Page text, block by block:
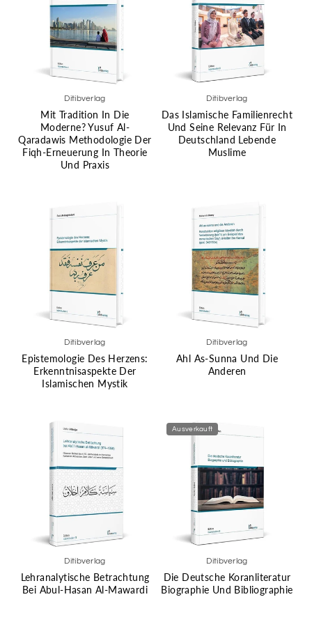
Ditibverlag
Mit Tradition In Die
Moderne? Yusuf Al-
Qaradawis Methodologie Der
Fiqh-Erneuerung In Theorie
Und Praxis
Ditibverlag
Das Islamische Familienrecht
Und Seine Relevanz Für In
Deutschland Lebende
Muslime
Ditibverlag
Epistemologie Des Herzens:
Erkenntnisaspekte Der
Islamischen Mystik
Ditibverlag
Ahl As-Sunna Und Die
Anderen
Ditibverlag
Lehranalytische Betrachtung
Bei Abul-Hasan Al-Mawardi
Ausverkauft
Ditibverlag
Die Deutsche Koranliteratur
Biographie Und Bibliographie